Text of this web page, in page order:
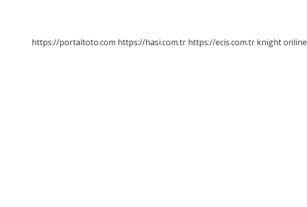
https://portaltoto.com https://hasi.com.tr https://ecis.com.tr knight online